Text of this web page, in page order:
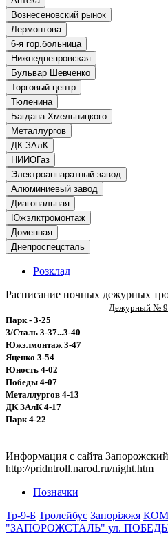
Вознесеновский рынок
Лермонтова
6-я гор.больница
Нижнеднепровская
Бульвар Шевченко
Торговый центр
Тюленина
Багдана Хмельницкого
Металлургов
ДК ЗАлК
НИИОГаз
Электроаппаратный завод
Алюминиевый завод
Диагональная
Южэлктромонтаж
Доменная
Днепроспецсталь
Розклад
Расписание ночных дежурных
Дежурный № 9
Парк - 3-25
З/Сталь 3-37...3-40
Южэлмонтаж 3-47
Яценко 3-54
Юность 4-02
Победы 4-07
Металлургов 4-13
ДК ЗАлК 4-17
Парк 4-22
Информация с сайта
http://pridntroll.narod.ru/night.htm
Позначки
Тр-9-Б Тролейбус Запоріжжя
"ЗАПОРОЖСТАЛЬ" ул.